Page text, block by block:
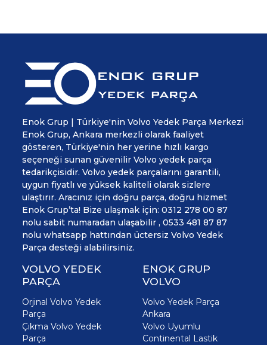
Enok Grup | Türkiye'nin Volvo Yedek Parça Merkezi
Enok Grup, Ankara merkezli olarak faaliyet
gösteren, Türkiye'nin her yerine hızlı kargo
seçeneği sunan güvenilir Volvo yedek parça
tedarikçisidir. Volvo yedek parçalarını garantili,
uygun fiyatlı ve yüksek kaliteli olarak sizlere
ulaştırır. Aracınız için doğru parça, doğru hizmet
Enok Grup’ta! Bize ulaşmak için: 0312 278 00 87
nolu sabit numaradan ulaşabilir , 0533 481 87 87
nolu whatsapp hattından üctersiz Volvo Yedek
Parça desteği alabilirsiniz.
VOLVO YEDEK
PARÇA
Orjinal Volvo Yedek
Parça
Çıkma Volvo Yedek
Parça
ENOK GRUP
VOLVO
Volvo Yedek Parça
Ankara
Volvo Uyumlu
Continental Lastik